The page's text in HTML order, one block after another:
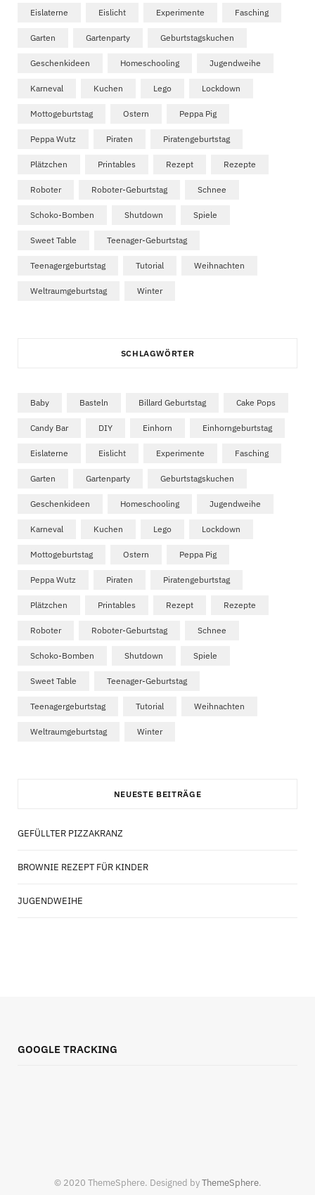
Eislaterne Eislicht Experimente Fasching
Garten Gartenparty Geburtstagskuchen
Geschenkideen Homeschooling Jugendweihe
Karneval Kuchen Lego Lockdown
Mottogeburtstag Ostern Peppa Pig
Peppa Wutz Piraten Piratengeburtstag
Plätzchen Printables Rezept Rezepte
Roboter Roboter-Geburtstag Schnee
Schoko-Bomben Shutdown Spiele
Sweet Table Teenager-Geburtstag
Teenagergeburtstag Tutorial Weihnachten
Weltraumgeburtstag Winter
SCHLAGWÖRTER
Baby Basteln Billard Geburtstag Cake Pops
Candy Bar DIY Einhorn Einhorngeburtstag
Eislaterne Eislicht Experimente Fasching
Garten Gartenparty Geburtstagskuchen
Geschenkideen Homeschooling Jugendweihe
Karneval Kuchen Lego Lockdown
Mottogeburtstag Ostern Peppa Pig
Peppa Wutz Piraten Piratengeburtstag
Plätzchen Printables Rezept Rezepte
Roboter Roboter-Geburtstag Schnee
Schoko-Bomben Shutdown Spiele
Sweet Table Teenager-Geburtstag
Teenagergeburtstag Tutorial Weihnachten
Weltraumgeburtstag Winter
NEUESTE BEITRÄGE
GEFÜLLTER PIZZAKRANZ
BROWNIE REZEPT FÜR KINDER
JUGENDWEIHE
GOOGLE TRACKING
© 2020 ThemeSphere. Designed byThemeSphere.